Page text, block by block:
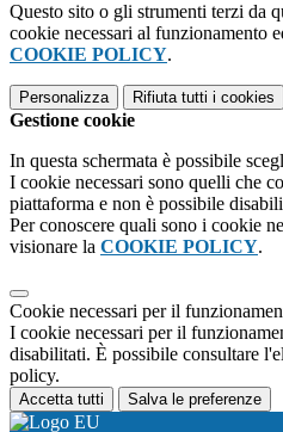
Questo sito o gli strumenti terzi da
cookie necessari al funzionamento
COOKIE POLICY.
Personalizza Rifiuta tutti i cookies
Gestione cookie
In questa schermata è possibile
I cookie necessari sono quelli che
piattaforma e non è possibile
Per conoscere quali sono i cookie
visionare la COOKIE POLICY.
Cookie necessari per il
I cookie necessari per il
disabilitati. È possibile consultare
policy.
Accetta tutti Salva le preferenze